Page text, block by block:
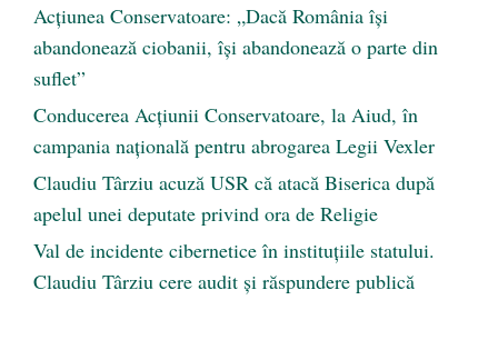
Acțiunea Conservatoare: „Dacă România își
abandonează ciobanii, își abandonează o parte din
suflet”
Conducerea Acțiunii Conservatoare, la Aiud, în
campania națională pentru abrogarea Legii Vexler
Claudiu Târziu acuză USR că atacă Biserica după
apelul unei deputate privind ora de Religie
Val de incidente cibernetice în instituțiile statului.
Claudiu Târziu cere audit și răspundere publică